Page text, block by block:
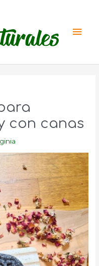
con canas